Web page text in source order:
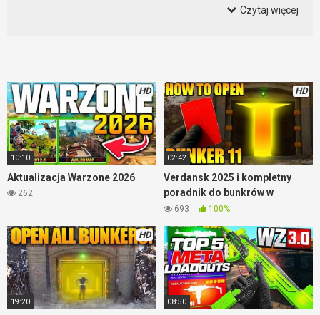
setupem. Ale uwaga, samo ustawienie nie oznacza, że
będziecie wymiatać jak na tym filmie. Trzeba jeszcze trochę
potrenować, bo granie snajperką jest specyficzne i trzeba się
go nauczyć.
Czytaj więcej
HD
10:10
Aktualizacja Warzone 2026
262
HD
02:42
Verdansk 2025 i kompletny
poradnik do bunkrów w
Warzone
693 100%
HD
19:20 08:50